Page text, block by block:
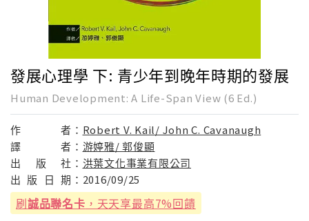
發展心理學 下: 青少年到晚年時期的發展
Human Development: A Life-Span View (6 Ed.)
作 者： Robert V. Kail/ John C. Cavanaugh
譯
者： 游婷雅/ 郭俊顯
出
版 社： 洪葉文化事業有限公司
出 版 日 期： 2016/09/25
刷誠品聯名卡 ，天天享最高7%回饋